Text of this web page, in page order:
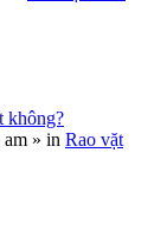
không?
» in Rao vặt